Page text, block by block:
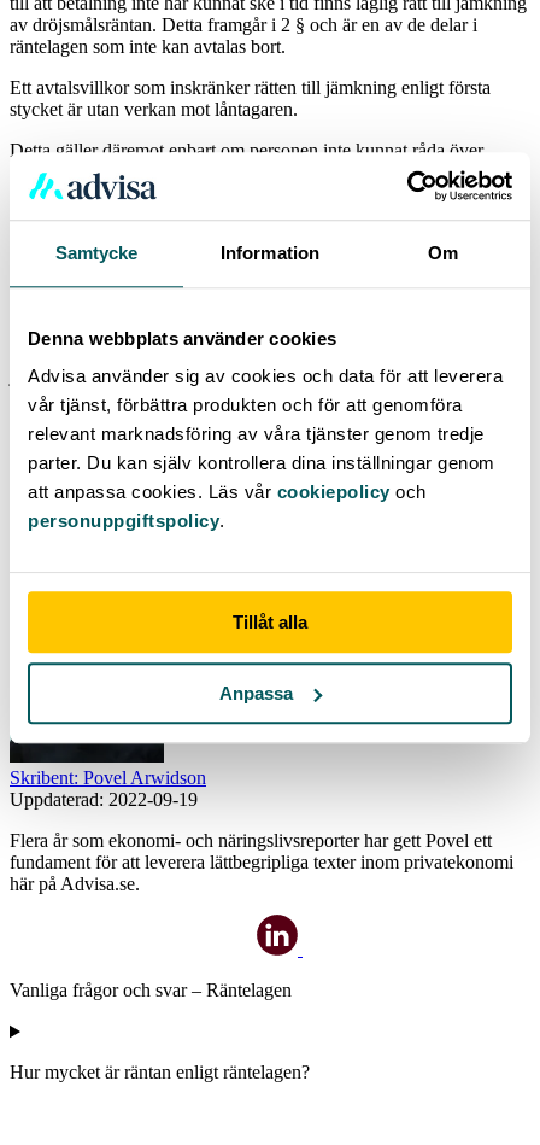
Samtycke Information Om
Denna webbplats använder cookies
Advisa använder sig av cookies och data för att leverera
vår tjänst, förbättra produkten och för att genomföra
relevant marknadsföring av våra tjänster genom tredje
parter. Du kan själv kontrollera dina inställningar genom
att anpassa cookies. Läs vår cookiepolicyoch
personuppgiftspolicy.
Tillåt alla
Anpassa
av dröjsmålsräntan. Detta framgår i 2 § och är en av de delar i
räntelagen som inte kan avtalas bort.
Ett avtalsvillkor som inskränker rätten till jämkning enligt första
stycket är utan verkan mot låntagaren.
Detta gäller däremot enbart om personen inte kunnat råda över
situationen. En person som frivilligt säger upp sig och blir arbetslös
kan alltså inte åberopa denna rättighet.
Vad innebär jämkning?
Med jämkning menas att kostnaden för dröjsmålsräntan minskas.
sin situation varpå långivaren tar beslut om jämkning. Skulle de
neka detta kan låntagaren, som ett sista steg, lyfta frågan till en
juridisk tvist som löses i en svensk domstol.
Ränta vid skadestånd
Det finns ett par punkter i räntelagen som enbart gäller vid krav på
skadestånd. Exempelvis börjar kostnad för dröjsmålsränta uppstå 30
dagar efter att kravet om skadestånd har framställts. Vid vissa
tillfällen beräknas även räntenivån till 2 % + gällande referensränta.
4 §.
Skribent: Povel Arwidson
Uppdaterad: 2022-09-19
Flera år som ekonomi- och näringslivsreporter har gett Povel ett
fundament för att leverera lättbegripliga texter inom privatekonomi
här på Advisa.se.
Vanliga frågor och svar – Räntelagen
Hur mycket är räntan enligt räntelagen?